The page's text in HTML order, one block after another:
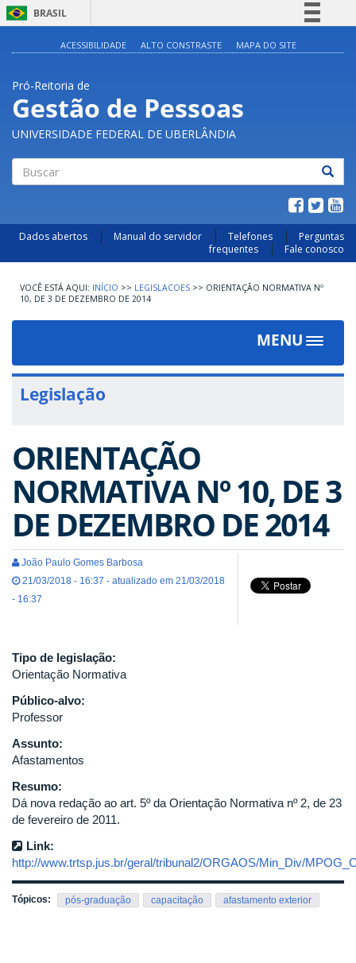
BRASIL
Acesso à informação
Legislação
Canais
ACESSIBILIDADE ALTO CONSTRASTE MAPA DO SITE
Pró-Reitoria de
Gestão de Pessoas
UNIVERSIDADE FEDERAL DE UBERLÂNDIA
Dados abertos Manual do servidor Telefones
Perguntas
frequentes
Fale conosco
INÍCIO >> LEGISLACOES >> ORIENTAÇÃO NORMATIVA Nº
10, DE 3 DE DEZEMBRO DE 2014
MENU
Toggle
Legislação
ORIENTAÇÃO
NORMATIVA Nº 10, DE 3
DE DEZEMBRO DE 2014
João Paulo Gomes Barbosa
21/03/2018 - 16:37 - atualizado em 21/03/2018
- 16:37
Tipo de legislação:
Orientação Normativa
Público-alvo:
Professor
Assunto:
Afastamentos
Resumo:
Dá nova redação ao art. 5º da Orientação Normativa nº 2, de 23
de fevereiro de 2011.
Link:
http://www.trtsp.jus.br/geral/tribunal2/ORGAOS/Min_Div/
Tópicos: pós-graduação capacitação afastamento exterior